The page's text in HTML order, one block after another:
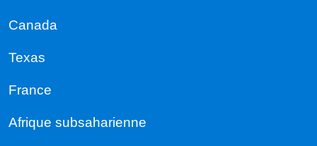
Canada
Texas
France
Afrique subsaharienne